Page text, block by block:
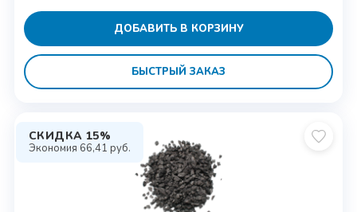
ДОБАВИТЬ В КОРЗИНУ
БЫСТРЫЙ ЗАКАЗ
СКИДКА 15%
Экономия 66,41 руб.